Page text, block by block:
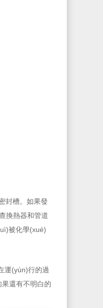
槽。如果發
換熱器和管道
被化學(xué)
運(yùn)行的過
果還有不明白的